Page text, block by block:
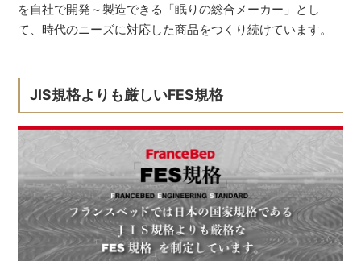
を自社で開発～製造できる「眠りの総合メーカー」とし
て、時代のニーズに対応した商品をつくり続けています。
JIS規格よりも厳しいFES規格